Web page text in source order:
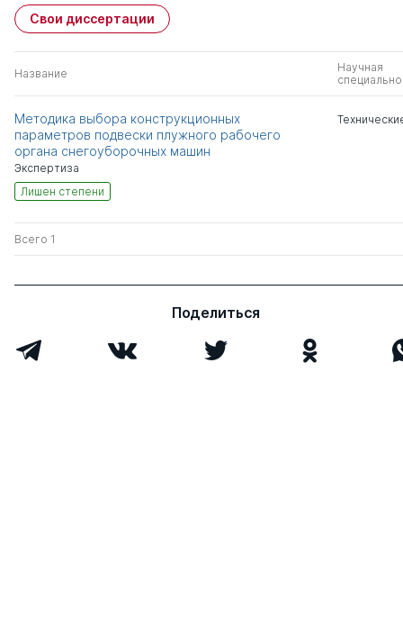
Свои диссертации
Название
Научная
Методика выбора конструкционных
параметров подвески плужного рабочего
органа снегоуборочных машин
Экспертиза
Лишен степени
Всего 1
Поделиться